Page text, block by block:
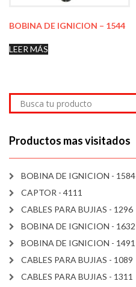
BOBINA DE IGNICION – 1544
LEER MÁS
Productos mas visitados
BOBINA DE IGNICION - 1584
CAPTOR - 4111
CABLES PARA BUJIAS - 1296
BOBINA DE IGNICION - 1632
BOBINA DE IGNICION - 1491
CABLES PARA BUJIAS - 1089
CABLES PARA BUJIAS - 1311